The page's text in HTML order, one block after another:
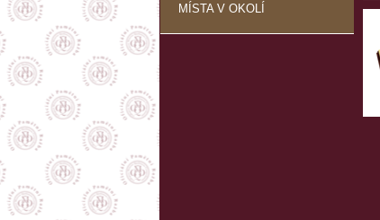
MÍSTA V OKOLÍ